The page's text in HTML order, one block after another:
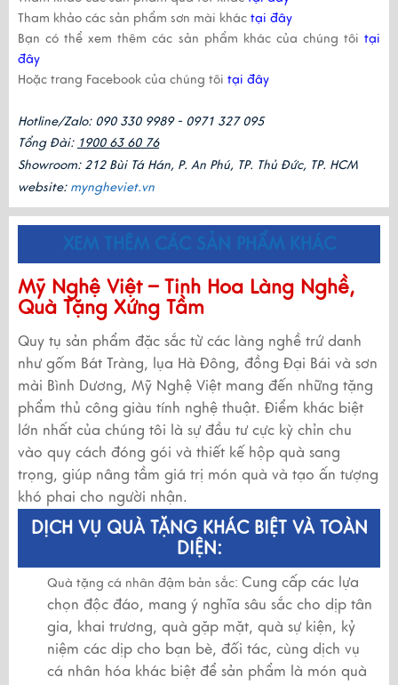
Tham khảo các sản phẩm sơn mài khác tại đây
Bạn có thể xem thêm các sản phẩm khác của chúng tôi tại
đây
Hoặc trang Facebook của chúng tôi tại đây
Hotline/Zalo: 090 330 9989 - 0971 327 095
Tổng Đài: 1900 63 60 76
Showroom: 212 Bùi Tá Hán, P. An Phú, TP. Thủ Đức, TP. HCM
website: myngheviet.vn
XEM THÊM CÁC SẢN PHẨM KHÁC
Mỹ Nghệ Việt – Tinh Hoa Làng Nghề,
Quà Tặng Xứng Tầm
Quy tụ sản phẩm đặc sắc từ các làng nghề trứ danh
như gốm Bát Tràng, lụa Hà Đông, đồng Đại Bái và sơn
mài Bình Dương, Mỹ Nghệ Việt mang đến những tặng
phẩm thủ công giàu tính nghệ thuật. Điểm khác biệt
lớn nhất của chúng tôi là sự đầu tư cực kỳ chỉn chu
vào quy cách đóng gói và thiết kế hộp quà sang
trọng, giúp nâng tầm giá trị món quà và tạo ấn tượng
khó phai cho người nhận.
DỊCH VỤ QUÀ TẶNG KHÁC BIỆT VÀ TOÀN
DIỆN:
Quà tặng cá nhân đậm bản sắc: Cung cấp các lựa
chọn độc đáo, mang ý nghĩa sâu sắc cho dịp tân
gia, khai trương, quà gặp mặt, quà sự kiện, kỷ
niệm các dịp cho bạn bè, đối tác, cùng dịch vụ
cá nhân hóa khác biệt để sản phẩm là món quà